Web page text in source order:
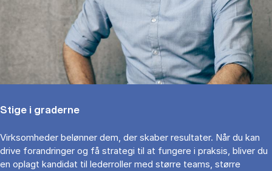
Stige i graderne
Virksomheder belønner dem, der skaber resultater. Når du kan
drive forandringer og få strategi til at fungere i praksis, bliver du
en oplagt kandidat til lederroller med større teams, større